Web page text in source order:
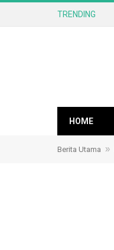
TRENDING
HOME
Berita Utama »